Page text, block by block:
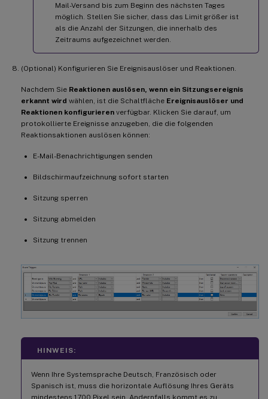
Mail-Versand bis zum Beginn des nächsten Tages
möglich. Stellen Sie sicher, dass das Limit größer ist
als die Anzahl der Sitzungen, die innerhalb des
Zeitraums aufgezeichnet werden.
(Optional) Konfigurieren Sie Ereignisauslöser und Reaktionen.
Nachdem Sie Reaktionen auslösen, wenn ein Sitzungsereignis
erkannt wird wählen, ist die Schaltfläche Ereignisauslöser und
Reaktionen konfigurieren verfügbar. Klicken Sie darauf, um
protokollierte Ereignisse anzugeben, die die folgenden
Reaktionsaktionen auslösen können:
E-Mail-Benachrichtigungen senden
Bildschirmaufzeichnung sofort starten
Sitzung sperren
Sitzung abmelden
Sitzung trennen
HINWEIS:
Wenn Ihre Systemsprache Deutsch, Französisch oder
Spanisch ist, muss die horizontale Auflösung Ihres Geräts